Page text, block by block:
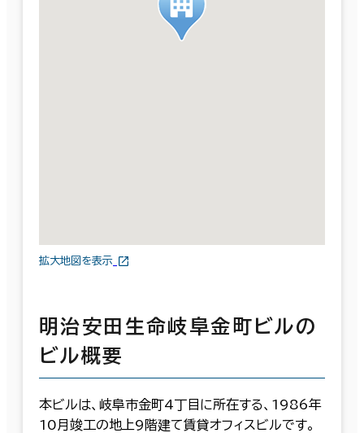
拡大地図を表示
明治安田生命岐阜金町ビルの
ビル概要
本ビルは、岐阜市金町4丁目に所在する、1986年
10月竣工の地上9階建て賃貸オフィスビルです。